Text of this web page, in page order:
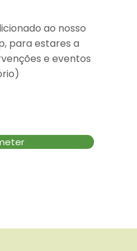
ao nosso
para estares a
e eventos